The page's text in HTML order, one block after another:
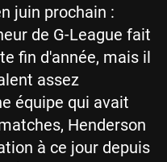
juin prochain :
de G-League fait
fin d'année, mais il
assez
équipe qui avait
Henderson
à ce jour depuis